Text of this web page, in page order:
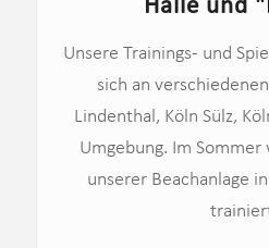
Halle und
Unsere Trainings- und
sich an
Lindenthal, Köln Sülz,
Umgebung. Im
unserer Beachanlage